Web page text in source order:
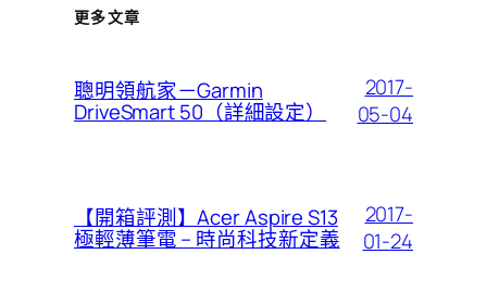
更多文章
聰明領航家－Garmin
DriveSmart 50（詳細設定）
2017-
05-04
【開箱評測】Acer Aspire S13
極輕薄筆電 – 時尚科技新定義
2017-
01-24